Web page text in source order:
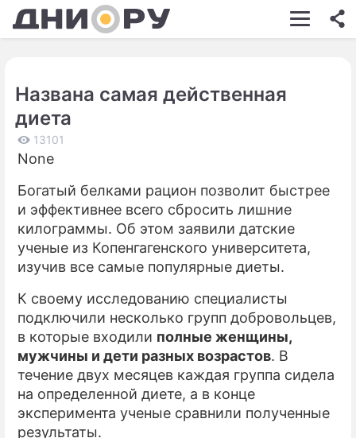
ШОУ-БИЗНЕС
КИНО
ЭКОНОМИКА
ПРОИСШЕСТВИЯ
СОННИК
СЕРИАЛЫ
ИГРЫ
ПРЕСС-РЕЛИЗЫ
О ПРОЕКТЕ
Названа самая действенная
диета
13101
None
Богатый белками рацион позволит быстрее
и эффективнее всего сбросить лишние
килограммы. Об этом заявили датские
ученые из Копенгагенского университета,
изучив все самые популярные диеты.
К своему исследованию специалисты
подключили несколько групп добровольцев,
в которые входили полные женщины,
мужчины и дети разных возрастов. В
течение двух месяцев каждая группа сидела
на определенной диете, а в конце
эксперимента ученые сравнили полученные
результаты.